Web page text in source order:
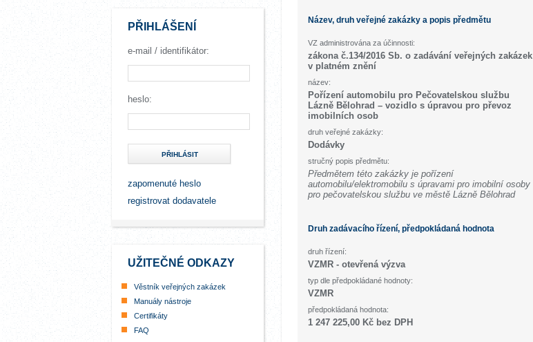
PŘIHLÁŠENÍ
e-mail / identifikátor:
heslo:
PŘIHLÁSIT
zapomenuté heslo
registrovat dodavatele
UŽITEČNÉ ODKAZY
Věstník veřejných zakázek
Manuály nástroje
Certifikáty
FAQ
Název, druh veřejné zakázky a popis předmětu
VZ administrována za účinnosti:
zákona č.134/2016 Sb. o zadávání veřejných zakázek
v platném znění
název:
Pořízení automobilu pro Pečovatelskou službu
Lázně Bělohrad – vozidlo s úpravou pro převoz
imobilních osob
druh veřejné zakázky:
Dodávky
stručný popis předmětu:
Předmětem této zakázky je pořízení
automobilu/elektromobilu s úpravami pro imobilní osoby
pro pečovatelskou službu ve městě Lázně Bělohrad
Druh zadávacího řízení, předpokládaná hodnota
druh řízení:
VZMR - otevřená výzva
typ dle předpokládané hodnoty:
VZMR
předpokládaná hodnota:
1 247 225,00 Kč bez DPH